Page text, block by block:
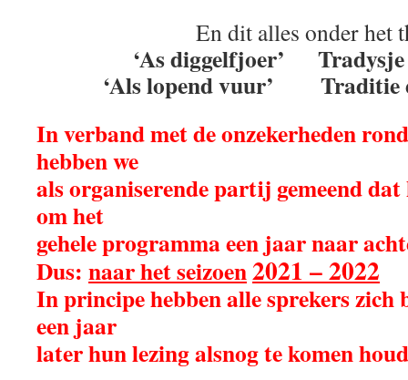
En dit alles onder het
‘As diggelfjoer’
‘Als lopend vuur’ Traditie
In verband met de onzekerheden
hebben we
als organiserende partij gemeend
om het
gehele programma een jaar naar
Dus: naar het seizoen2021 – 2022
In principe hebben alle sprekers
een jaar
later hun lezing alsnog te komen